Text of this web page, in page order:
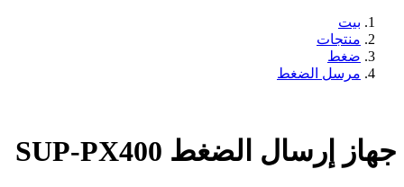
بيت
منتجات
ضغط
مرسل الضغط
جهاز إرسال الضغط SUP-PX400